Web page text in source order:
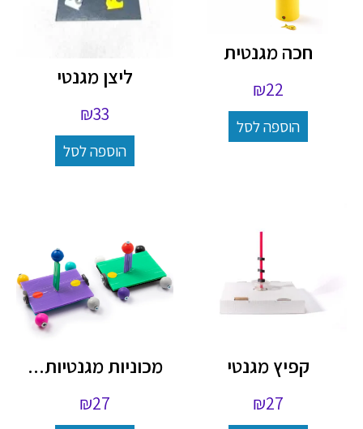
חכה מגנטית
₪22
הוספה לסל
ליצן מגנטי
₪33
הוספה לסל
קפיץ מגנטי
₪27
מכוניות מגנטיות...
₪27